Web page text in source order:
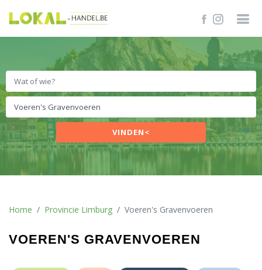
VINDEN<
Home Provincie Limburg Voeren's Gravenvoeren
VOEREN'S GRAVENVOEREN